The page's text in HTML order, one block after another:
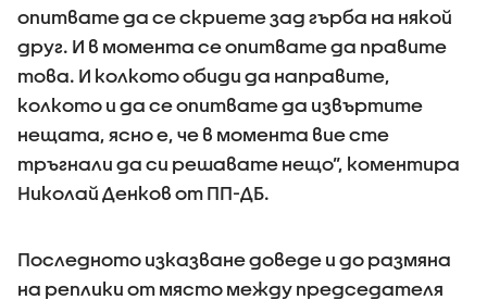
опитвате да се скриете зад гърба на някой
друг. И в момента се опитвате да правите
това. И колкото обиди да направите,
колкото и да се опитвате да извъртите
нещата, ясно е, че в момента вие сте
тръгнали да си решавате нещо”, коментира
Николай Денков от ПП-ДБ.
Последното изказване доведе и до размяна
на реплики от място между председателя